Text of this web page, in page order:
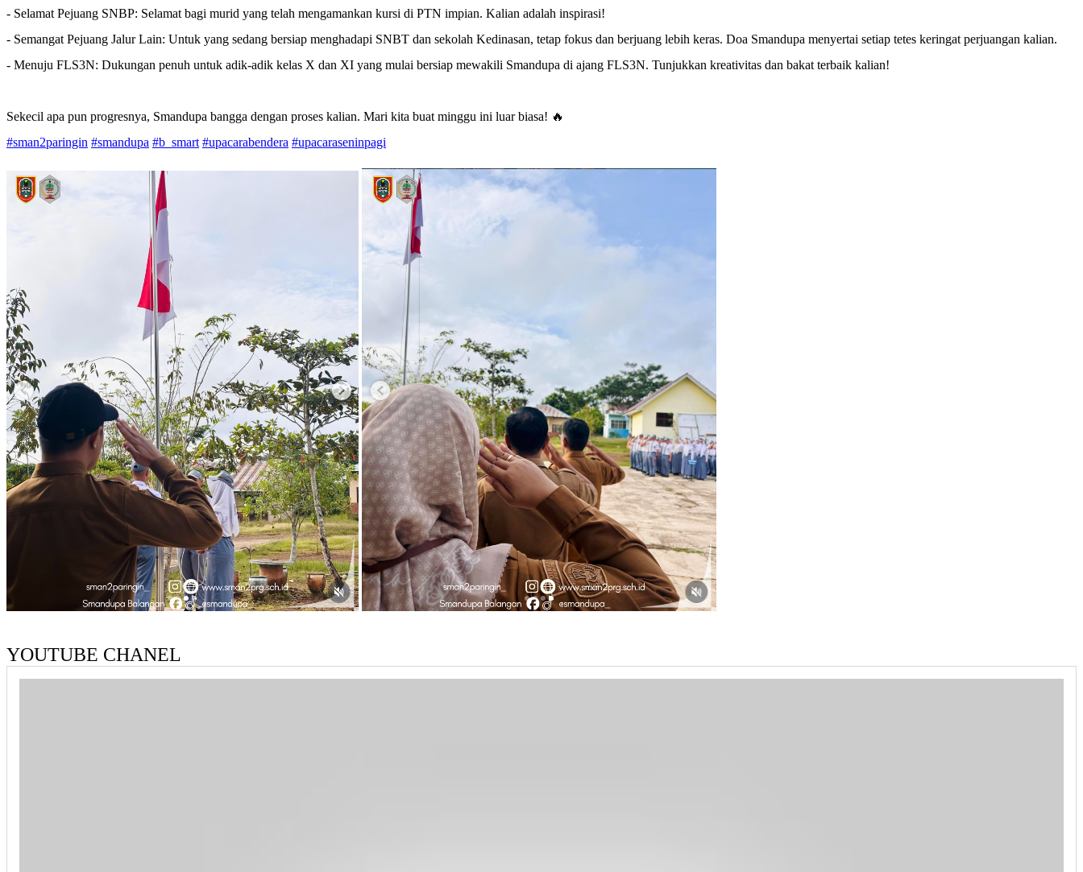
- Selamat Pejuang SNBP: Selamat bagi murid yang telah mengamankan kursi di PTN impian. Kalian adalah inspirasi!
- Semangat Pejuang Jalur Lain: Untuk yang sedang bersiap menghadapi SNBT dan sekolah Kedinasan, tetap fokus dan berjuang lebih keras. Doa Smandupa menyertai setiap tetes keringat perjuangan kalian.
- Menuju FLS3N: Dukungan penuh untuk adik-adik kelas X dan XI yang mulai bersiap mewakili Smandupa di ajang FLS3N. Tunjukkan kreativitas dan bakat terbaik kalian!
Sekecil apa pun progresnya, Smandupa bangga dengan proses kalian. Mari kita buat minggu ini luar biasa! 🔥
#sman2paringin #smandupa #b_smart #upacarabendera #upacaraseninpagi
YOUTUBE CHANEL